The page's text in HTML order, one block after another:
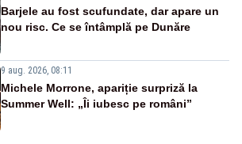
Barjele au fost scufundate, dar apare un
nou risc. Ce se întâmplă pe Dunăre
9 aug. 2026, 08:11
Michele Morrone, apariție surpriză la
Summer Well: „Îi iubesc pe români”